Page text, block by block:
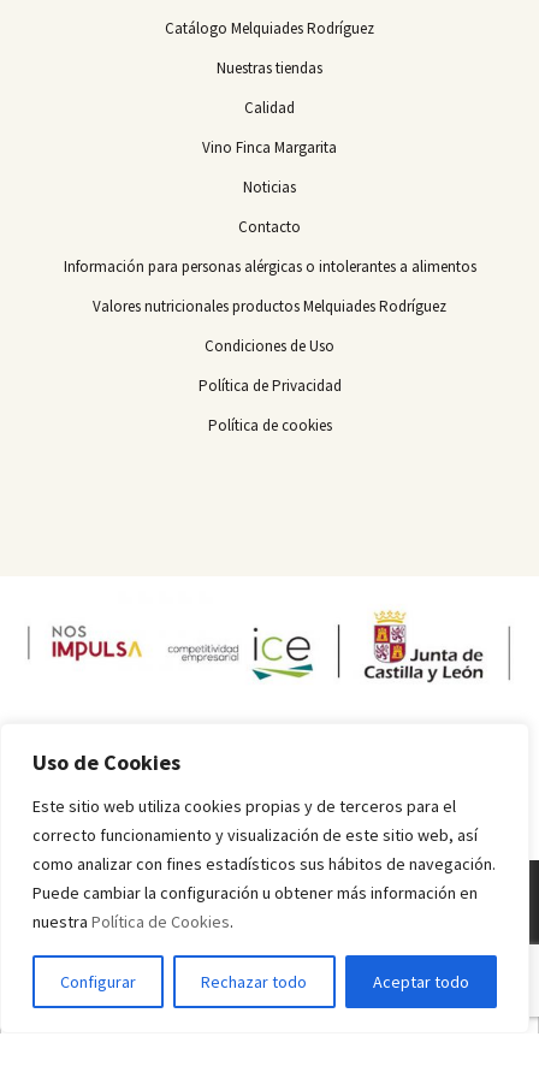
Uso de Cookies
Este sitio web utiliza cookies propias y de terceros para el
correcto funcionamiento y visualización de este sitio web, así
como analizar con fines estadísticos sus hábitos de navegación.
Puede cambiar la configuración u obtener más información en
nuestra Política de Cookies.
Configurar Rechazar todo Aceptar todo
Catálogo Melquiades Rodríguez
Nuestras tiendas
Calidad
Vino Finca Margarita
Noticias
Contacto
Información para personas alérgicas o intolerantes a alimentos
Valores nutricionales productos Melquiades Rodríguez
Condiciones de Uso
Política de Privacidad
Política de cookies
Melquiades Rodríguez© 2016 - 2024 Todos los derechos reservados.
de uso
Política de Privacidad Política de Cookies